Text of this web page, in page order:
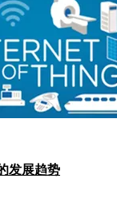
发展趋势